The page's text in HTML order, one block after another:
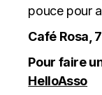
pouce pour
Café Rosa,
Pour faire
HelloAsso